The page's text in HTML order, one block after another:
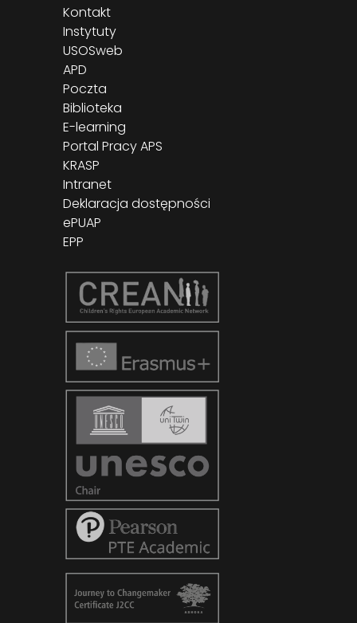
Kontakt
Instytuty
USOSweb
APD
Poczta
Biblioteka
E-learning
Portal Pracy APS
KRASP
Intranet
Deklaracja dostępności
ePUAP
EPP